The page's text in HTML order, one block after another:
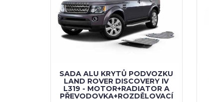
SADA ALU KRYTŮ PODVOZKU
LAND ROVER DISCOVERY IV
L319 - MOTOR+RADIATOR A
PŘEVODOVKA+ROZDĚLOVACÍ